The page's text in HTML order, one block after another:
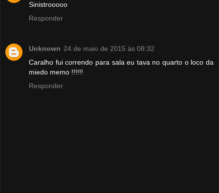
Sinistrooooo
Responder
Unknown 24 de maio de 2015 às 08:32
Caralho fui correndo para sala eu tava no quarto o loco da
miedo memo !!!!!!
Responder